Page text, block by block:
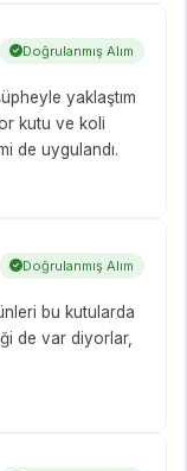
Doğrulanmış Alım
yaklaştım
kutu ve koli
de uygulandı.
Doğrulanmış Alım
bu kutularda
de var diyorlar,